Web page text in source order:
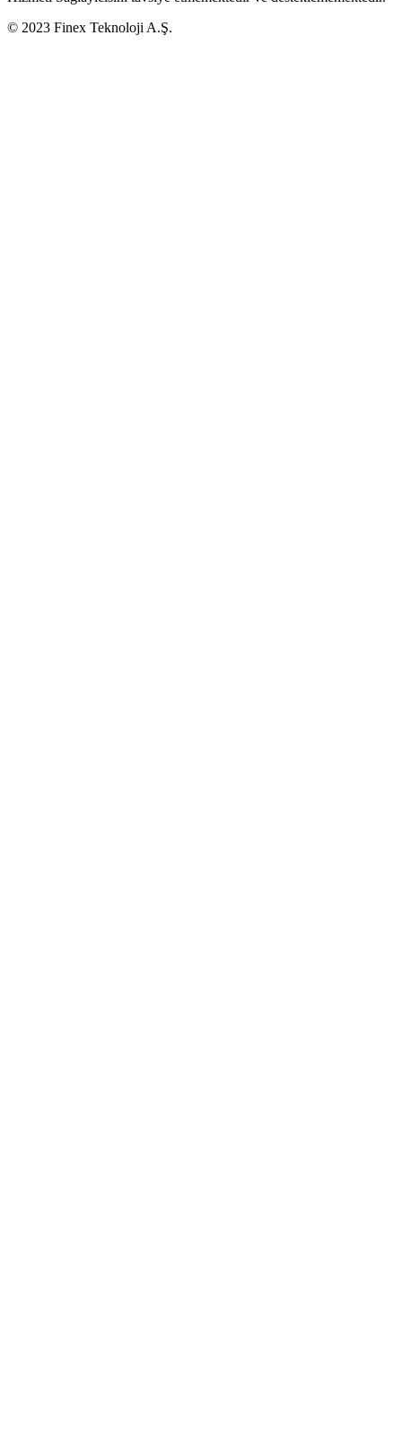
© 2023 Finex Teknoloji A.Ş.